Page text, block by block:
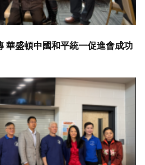
華盛頓中國和平統一促進會成功